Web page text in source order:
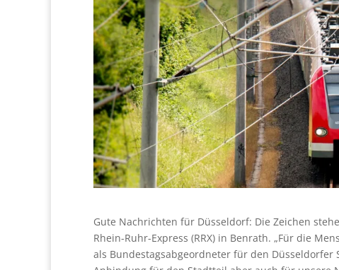
Gute Nachrichten für Düsseldorf: Die Zeichen
Rhein-Ruhr-Express (RRX) in Benrath. „Für die
als Bundestagsabgeordneter für den